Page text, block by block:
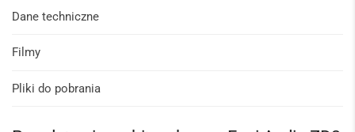
Dane techniczne
Filmy
Pliki do pobrania